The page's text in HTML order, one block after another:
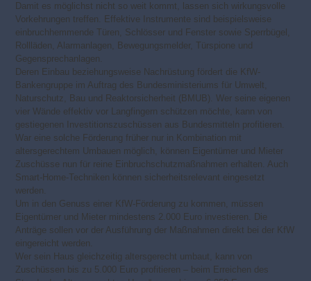
Damit es möglichst nicht so weit kommt, lassen sich wirkungsvolle
Vorkehrungen treffen. Effektive Instrumente sind beispielsweise
einbruchhemmende Türen, Schlösser und Fenster sowie Sperrbügel,
Rollläden, Alarmanlagen, Bewegungsmelder, Türspione und
Gegensprechanlagen.
Deren Einbau beziehungsweise Nachrüstung fördert die KfW-
Bankengruppe im Auftrag des Bundesministeriums für Umwelt,
Naturschutz, Bau und Reaktorsicherheit (BMUB). Wer seine eigenen
vier Wände effektiv vor Langfingern schützen möchte, kann von
gestiegenen Investitionszuschüssen aus Bundesmitteln profitieren.
War eine solche Förderung früher nur in Kombination mit
altersgerechtem Umbauen möglich, können Eigentümer und Mieter
Zuschüsse nun für reine Einbruchschutzmaßnahmen erhalten. Auch
Smart-Home-Techniken können sicherheitsrelevant eingesetzt
werden.
Um in den Genuss einer KfW-Förderung zu kommen, müssen
Eigentümer und Mieter mindestens 2.000 Euro investieren. Die
Anträge sollen vor der Ausführung der Maßnahmen direkt bei der KfW
eingereicht werden.
Wer sein Haus gleichzeitig altersgerecht umbaut, kann von
Zuschüssen bis zu 5.000 Euro profitieren – beim Erreichen des